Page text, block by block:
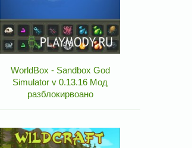
WorldBox - Sandbox God
Simulator v 0.13.16 Мод
разблокирвоано